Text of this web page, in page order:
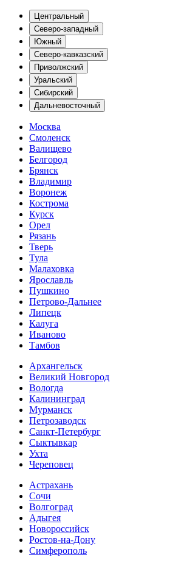
Центральный
Северо-западный
Южный
Северо-кавказский
Приволжский
Уральский
Сибирский
Дальневосточный
Москва
Смоленск
Валищево
Белгород
Брянск
Владимир
Воронеж
Кострома
Курск
Орел
Рязань
Тверь
Тула
Малаховка
Ярославль
Пушкино
Петрово-Дальнее
Липецк
Калуга
Иваново
Тамбов
Архангельск
Великий Новгород
Вологда
Калининград
Мурманск
Петрозаводск
Санкт-Петербург
Сыктывкар
Ухта
Череповец
Астрахань
Сочи
Волгоград
Адыгея
Новороссийск
Ростов-на-Дону
Симферополь